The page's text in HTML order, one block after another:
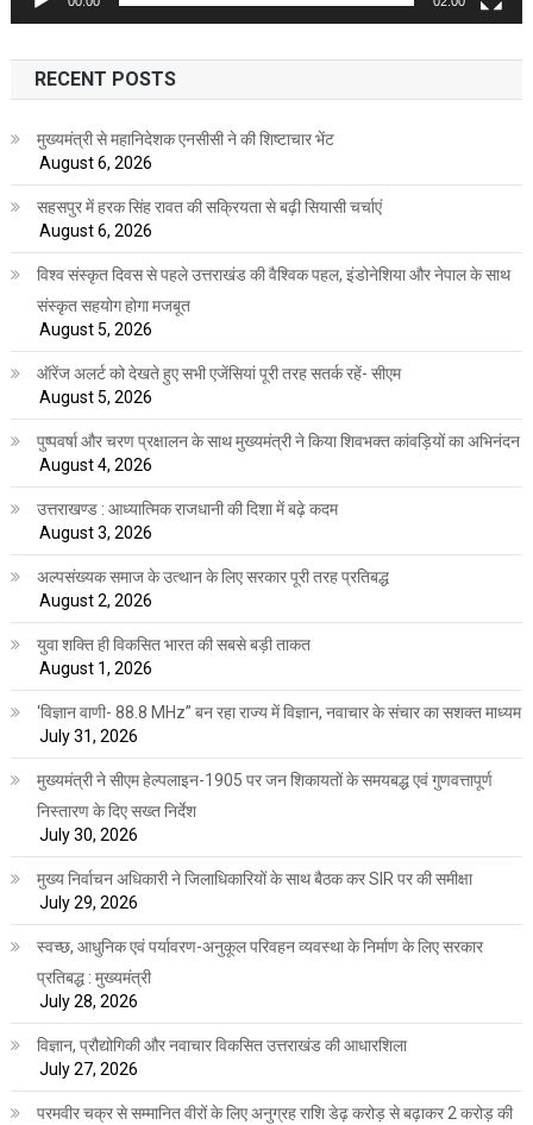
RECENT POSTS
मुख्यमंत्री से महानिदेशक एनसीसी ने की शिष्टाचार भेंट
August 6, 2026
सहसपुर में हरक सिंह रावत की सक्रियता से बढ़ी सियासी चर्चाएं
August 6, 2026
विश्व संस्कृत दिवस से पहले उत्तराखंड की वैश्विक पहल, इंडोनेशिया और नेपाल के साथ
संस्कृत सहयोग होगा मजबूत
August 5, 2026
ऑरेंज अलर्ट को देखते हुए सभी एजेंसियां पूरी तरह सतर्क रहें- सीएम
August 5, 2026
पुष्पवर्षा और चरण प्रक्षालन के साथ मुख्यमंत्री ने किया शिवभक्त कांवड़ियों का अभिनंदन
August 4, 2026
उत्तराखण्ड : आध्यात्मिक राजधानी की दिशा में बढ़े कदम
August 3, 2026
अल्पसंख्यक समाज के उत्थान के लिए सरकार पूरी तरह प्रतिबद्ध
August 2, 2026
युवा शक्ति ही विकसित भारत की सबसे बड़ी ताकत
August 1, 2026
‘विज्ञान वाणी- 88.8 MHz” बन रहा राज्य में विज्ञान, नवाचार के संचार का सशक्त माध्यम
July 31, 2026
मुख्यमंत्री ने सीएम हेल्पलाइन-1905 पर जन शिकायतों के समयबद्ध एवं गुणवत्तापूर्ण
निस्तारण के दिए सख्त निर्देश
July 30, 2026
मुख्य निर्वाचन अधिकारी ने जिलाधिकारियों के साथ बैठक कर SIR पर की समीक्षा
July 29, 2026
स्वच्छ, आधुनिक एवं पर्यावरण-अनुकूल परिवहन व्यवस्था के निर्माण के लिए सरकार
प्रतिबद्ध : मुख्यमंत्री
July 28, 2026
विज्ञान, प्रौद्योगिकी और नवाचार विकसित उत्तराखंड की आधारशिला
July 27, 2026
परमवीर चक्र से सम्मानित वीरों के लिए अनुग्रह राशि डेढ़ करोड़ से बढ़ाकर 2 करोड़ की